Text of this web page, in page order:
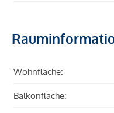
Wohnfläche:
Balkonfläche: